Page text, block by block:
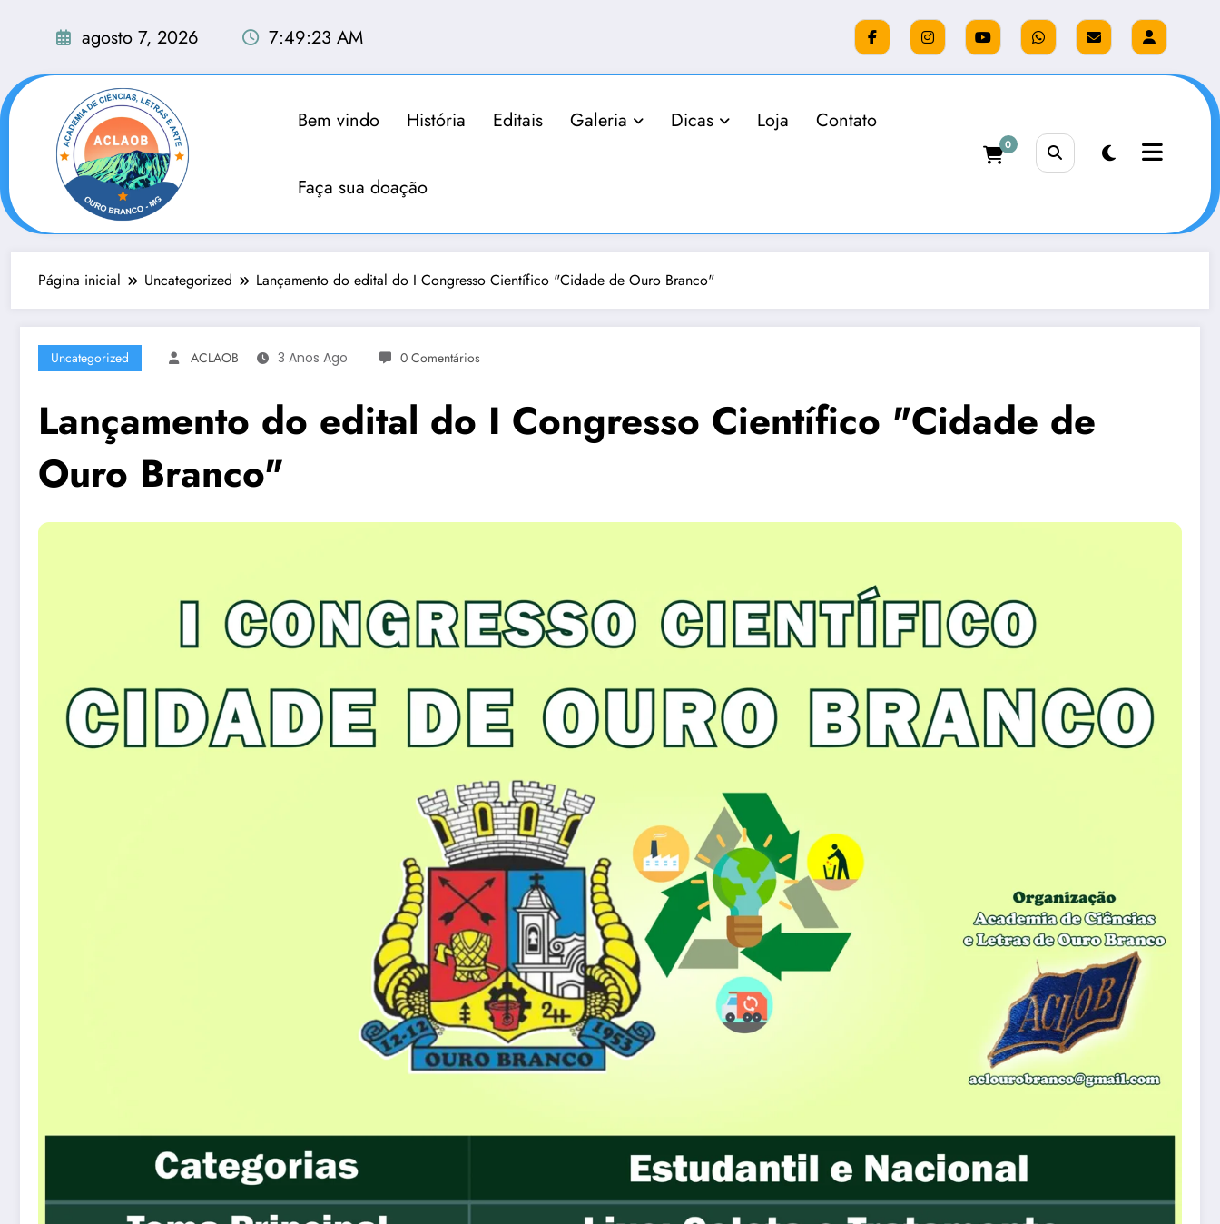
conteúdo
agosto 7, 2026 7:49:24 AM
Bem vindo História Editais Galeria Dicas Loja Contato
Faça sua doação
0
Página inicial Uncategorized Lançamento do edital do I Congresso Científico "Cidade de Ouro Branco"
Uncategorized ACLAOB 3 Anos Ago 0 Comentários
Lançamento do edital do I Congresso Científico "Cidade de
Ouro Branco"